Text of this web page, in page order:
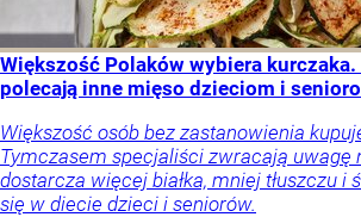
Większość Polaków wybiera
polecają inne mięso dzieciom i
Większość osób bez zastanowienia
Tymczasem specjaliści zwracają uwagę
dostarcza więcej białka, mniej tłuszczu i
się w diecie dzieci i seniorów.